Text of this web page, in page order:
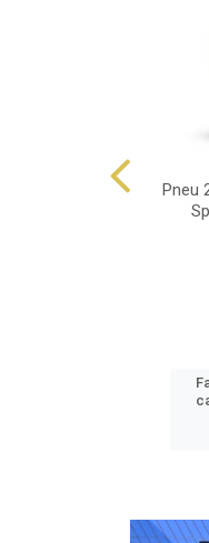
Pneu